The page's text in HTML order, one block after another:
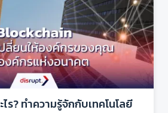
ร? ทำความรู้จักกับเทคโนโลยี